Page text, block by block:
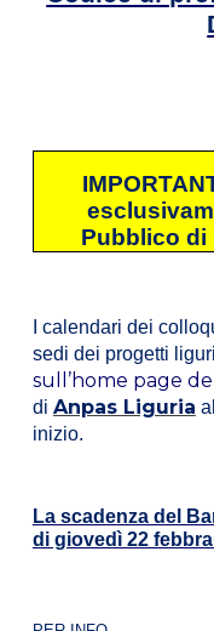
Pubblico di
I calendari dei
sedi dei progetti
sull’home page
di Anpas Liguria
inizio.
La scadenza del
di giovedì 22